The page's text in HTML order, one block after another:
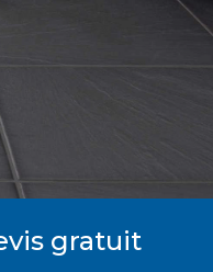
gratuit